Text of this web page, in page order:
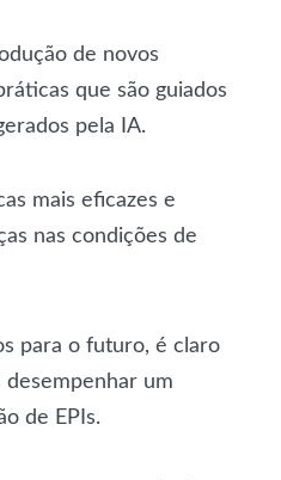
de novos
que são guiados
pela IA.
mais eficazes e
nas condições de
para o futuro, é claro
um
de EPIs.